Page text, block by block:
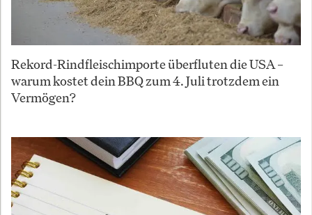
Rekord-Rindfleischimporte überfluten die USA –
warum kostet dein BBQ zum 4. Juli trotzdem ein
Vermögen?